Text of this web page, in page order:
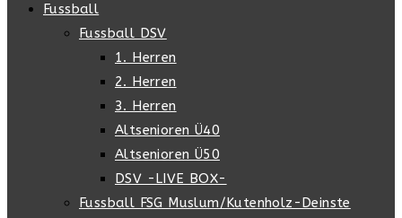
Fussball
Fussball DSV
1. Herren
2. Herren
3. Herren
Altsenioren Ü40
Altsenioren Ü50
DSV -LIVE BOX-
Fussball FSG Muslum/Kutenholz-Deinste